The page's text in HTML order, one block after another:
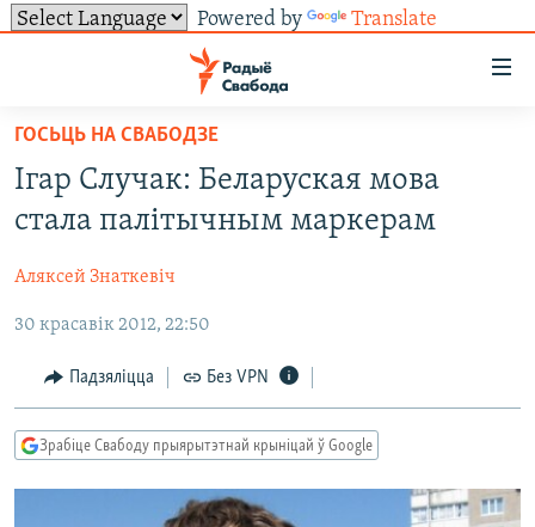
Powered by Translate
ўнівэрсальнага
доступу
Перайсьці
да
галоўнага
Перайсьці
да
навігацыі
Перайсьці
да
пошуку
УСЕ НАВІНЫ
ЛЮДЗІ
ПАЛІТЫКА
ЭКАНОМІКА
БЕЛАРУСЫ НА ВАЙНЕ
ТОЛЬКІ НА СВАБОДЗЕ
БЛОГІ
ГІСТОРЫЯ НА СВАБОДЗЕ
ПАДКАСТЫ
АЎДЫЁКНІГІ
АБЫСЬЦІ БЛЯКАВАНЬНЕ
ПАДЗЯЛІЦЦА ІНФАРМАЦЫЯЙ
ПАДПІСАЦЦА
RSS
ПАДКАСТЫ
TWITTER
Усе сайты РС/РСЭ
ГОСЬЦЬ НА СВАБОДЗЕ
Ігар Случак: Беларуская мова
стала палітычным маркерам
Аляксей Знаткевіч
30 красавік 2012, 22:50
Падзяліцца Без VPN
Зрабіце Свабоду прыярытэтнай крыніцай ў Google